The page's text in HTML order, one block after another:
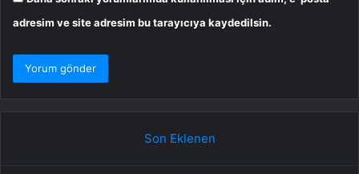
adresim ve site adresim bu tarayıcıya kaydedilsin.
Son Eklenen